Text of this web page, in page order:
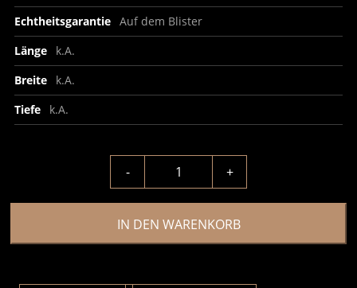
Echtheitsgarantie Auf dem Blister
Länge
k.A.
Breite
k.A.
Tiefe
k.A.
- +
IN DEN WARENKORB